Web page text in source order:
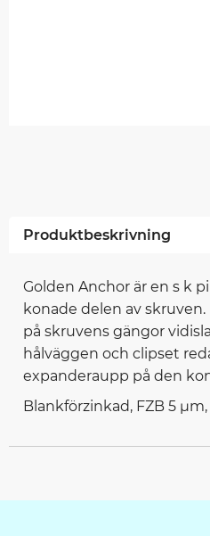
Produktbeskrivning
Golden Anchor är en s k
konade delen av
på skruvens gängor
hålväggen och clipset
expanderaupp på den
Blankförzinkad, FZB 5